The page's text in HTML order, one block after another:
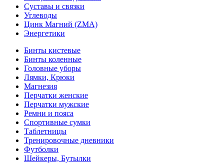
Суставы и связки
Углеводы
Цинк Магний (ZMA)
Энергетики
Бинты кистевые
Бинты коленные
Головные уборы
Лямки, Крюки
Магнезия
Перчатки женские
Перчатки мужские
Ремни и пояса
Спортивные сумки
Таблетницы
Тренировочные дневники
Футболки
Шейкеры, Бутылки